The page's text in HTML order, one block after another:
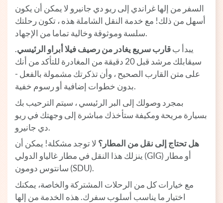
السفر من إلها غراندي إلى ريو دي جانيرو لا يمكن أن يكون
أسهل من ذلك! مع خدمة النقل الشاملة هذه ، تكون رحلتك
سلسة وموثوقة وخالية تماما من الإجهاد.
يبدأ بقارب سريع يغادر من رصيف فيلا أبراو الرئيسي.
سيقابلك مرشد قبل 20 دقيقة من المغادرة للتأكد من أنك
على متن القارب الصحيح ، وأن تذكرتك مشمولة بالفعل -
بدون خطوات إضافية أو رسوم خفية.
بمجرد وصولك إلى البر الرئيسي ، سيتم الترحيب بك
بسيارة مريحة ومكيفة ستأخذك مباشرة إلى وجهتك في ريو
دي جانيرو.
هل تحتاج إلى نقل من المطار؟ لا توجد مشكلة! يمكن أن
ينزلك هذا النقل في مطار غالياو الدولي (GIG) أو مطار
سانتوس دومون (SDU).
مع خيارات كل من الرحلات المشتركة والخاصة، يمكنك
اختيار ما يناسب أسلوب سفرك. هذه الخدمة من إلها